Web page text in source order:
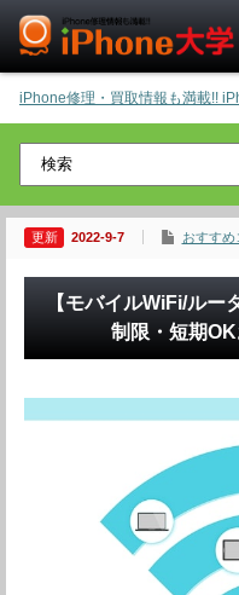
iPhone修理・買取情報も満載!!
2022-9-7 おすすめ
【モバイルWiFi/ルー
制限・短期